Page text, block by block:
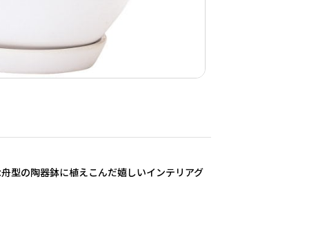
型の陶器鉢に植えこんだ嬉しいインテリアグ